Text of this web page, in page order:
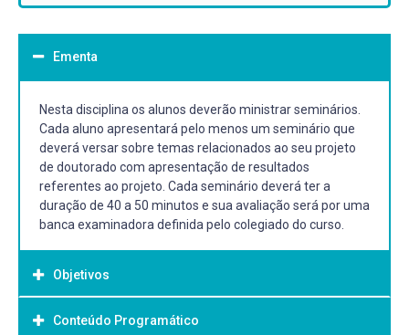
Ementa
Nesta disciplina os alunos deverão ministrar seminários.
Cada aluno apresentará pelo menos um seminário que
deverá versar sobre temas relacionados ao seu projeto
de doutorado com apresentação de resultados
referentes ao projeto. Cada seminário deverá ter a
duração de 40 a 50 minutos e sua avaliação será por uma
banca examinadora definida pelo colegiado do curso.
Objetivos
Objetivo Geral:
Conteúdo Programático